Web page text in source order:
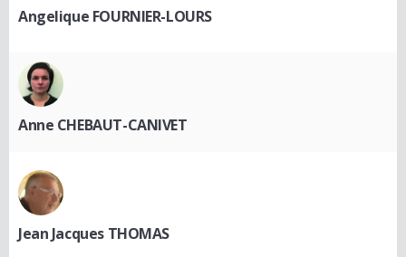
Angelique FOURNIER-LOURS
Anne CHEBAUT-CANIVET
Jean Jacques THOMAS